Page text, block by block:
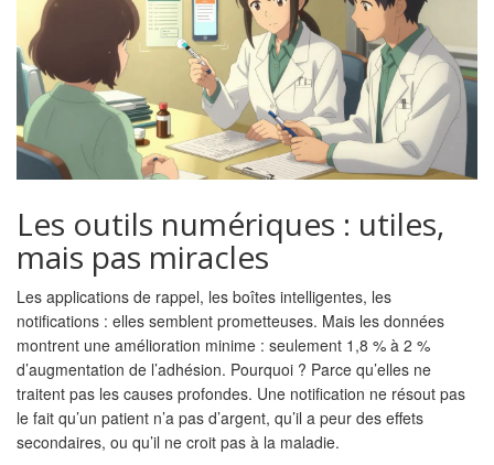
Les outils numériques : utiles,
mais pas miracles
Les applications de rappel, les boîtes intelligentes, les
notifications : elles semblent prometteuses. Mais les données
montrent une amélioration minime : seulement 1,8 % à 2 %
d’augmentation de l’adhésion. Pourquoi ? Parce qu’elles ne
traitent pas les causes profondes. Une notification ne résout pas
le fait qu’un patient n’a pas d’argent, qu’il a peur des effets
secondaires, ou qu’il ne croit pas à la maladie.